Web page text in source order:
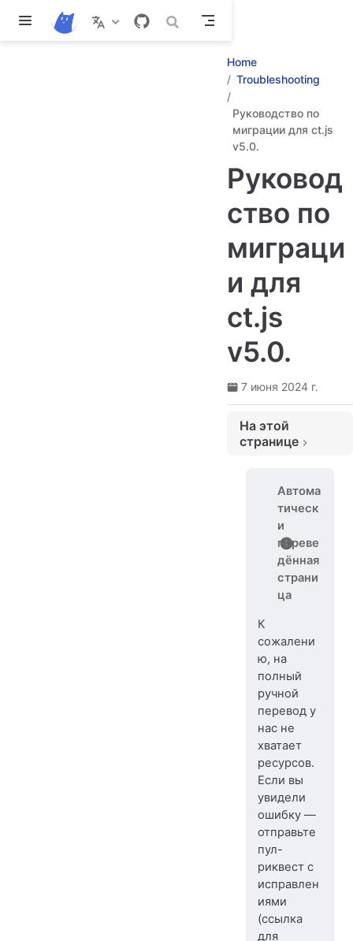
Перейти к основному содержанию
Home
Troubleshooting
Руководство по
миграции для ct.js
v5.0.
Руковод
ство по
миграци
и для
ct.js
v5.0.
7 июня 2024 г.
На этой
странице
Автома
тическ
и
переве
дённая
страни
ца
К
сожалени
ю, на
полный
ручной
перевод у
нас не
хватает
ресурсов.
Если вы
увидели
ошибку —
отправьте
пул-
риквест с
исправлен
иями
(ссылка
для